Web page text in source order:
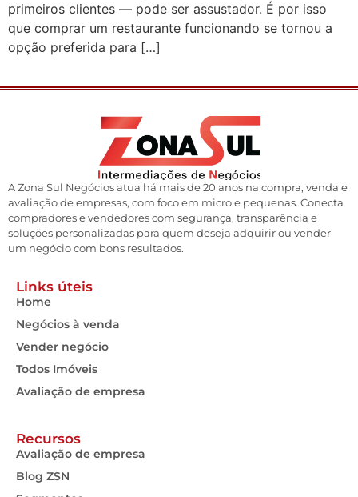
primeiros clientes — pode ser assustador. É por isso
que comprar um restaurante funcionando se tornou a
opção preferida para […]
A Zona Sul Negócios atua há mais de 20 anos na compra, venda e
avaliação de empresas, com foco em micro e pequenas. Conecta
compradores e vendedores com segurança, transparência e
soluções personalizadas para quem deseja adquirir ou vender
um negócio com bons resultados.
Links úteis
Home
Negócios à venda
Vender negócio
Todos Imóveis
Avaliação de empresa
Recursos
Avaliação de empresa
Blog ZSN